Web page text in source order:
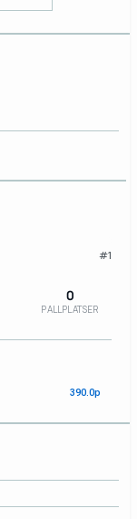
#1
0
PALLPLATSER
390.0p